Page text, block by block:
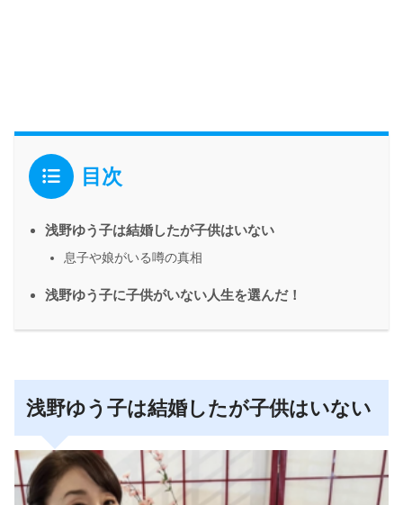
目次
浅野ゆう子は結婚したが子供はいない
息子や娘がいる噂の真相
浅野ゆう子に子供がいない人生を選んだ！
浅野ゆう子は結婚したが子供はいない